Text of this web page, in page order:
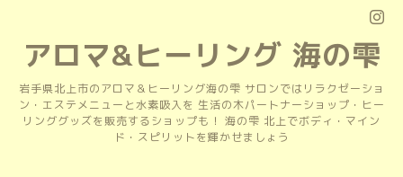
アロマ&ヒーリング 海の雫
岩手県北上市のアロマ＆ヒーリング海の雫 サロンではリラクゼーショ
ン・エステメニューと水素吸入を 生活の木パートナーショップ・ヒー
リンググッズを販売するショップも！ 海の雫 北上でボディ・マイン
ド・スピリットを輝かせましょう